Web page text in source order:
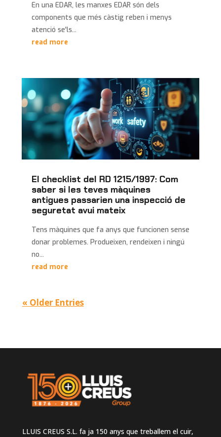
En una EDAR, les manxes EDAR són dels
components que més càstig reben i menys
atenció se'ls...
read more
El checklist del RD 1215/1997: Com
saber si les teves màquines
antigues passarien una inspecció de
seguretat avui mateix
Tens màquines que fa anys que funcionen sense
donar problemes. Produeixen, rendeixen i ningú
no...
read more
« Older Entries
LLUIS CREUS S.L. fa ja 150 anys que treballem el cuir,